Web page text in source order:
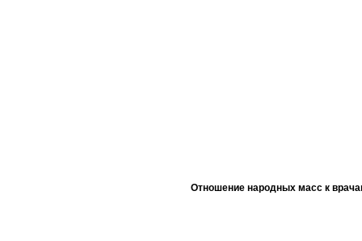
Отношение народных масс к